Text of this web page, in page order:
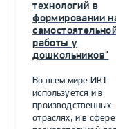
технологий в
формировании
работы у
дошкольников"
Во всем мире ИКТ
используется и в
производственных
отраслях, и в сфере